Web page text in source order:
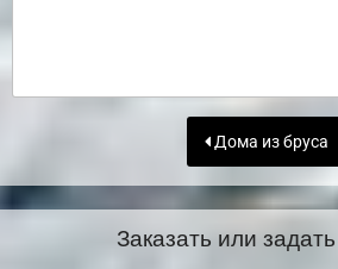
Дома из бруса
Заказать или